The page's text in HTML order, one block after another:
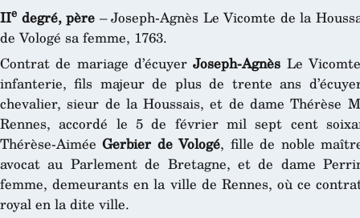
IIe degré, père – Joseph-Agnès Le Vicomte de la
de Vologé sa femme, 1763.
Contrat de mariage d’écuyerJoseph-Agnès Le
infanterie, fils majeur de plus de trente ans
chevalier, sieur de la Houssais, et de dame Thérèse
Rennes, accordé le 5 de février mil sept cent
Thérèse-AiméeGerbier de Vologé, fille de noble
avocat au Parlement de Bretagne, et de dame
femme, demeurants en la ville de Rennes, où ce
royal en la dite ville.